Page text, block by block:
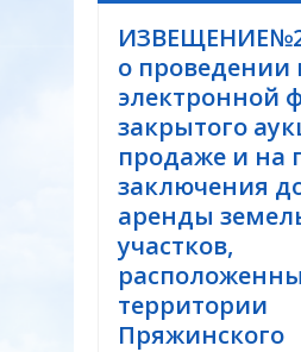
о проведении
электронной
закрытого
продаже и на
заключения
аренды
участков,
территории
Пряжинского